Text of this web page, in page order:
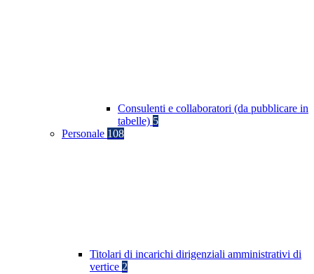
Consulenti e collaboratori (da pubblicare in
tabelle) 5
Personale 108
Titolari di incarichi dirigenziali amministrativi di
vertice 2